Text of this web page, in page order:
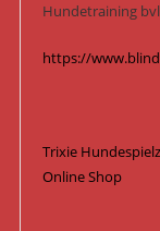
Hundetraining
https://
Trixie
Online Shop